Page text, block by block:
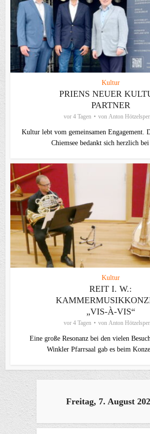
Kultur
PRIENS NEUER
PARTNER
vor 4 Tagen von Anton
Kultur lebt vom gemeinsamen Engagement.
Chiemsee bedankt sich herzlich bei
Kultur
REIT I. W.:
„VIS-À-VIS“
vor 4 Tagen von Anton
Eine große Resonanz bei den vielen
Winkler Pfarrsaal gab es beim
Freitag, 7. August